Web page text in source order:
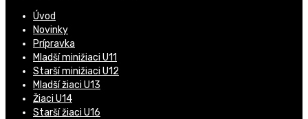
Úvod
Novinky
Prípravka
Mladší minižiaci U11
Starší minižiaci U12
Mladší žiaci U13
Žiaci U14
Starší žiaci U16